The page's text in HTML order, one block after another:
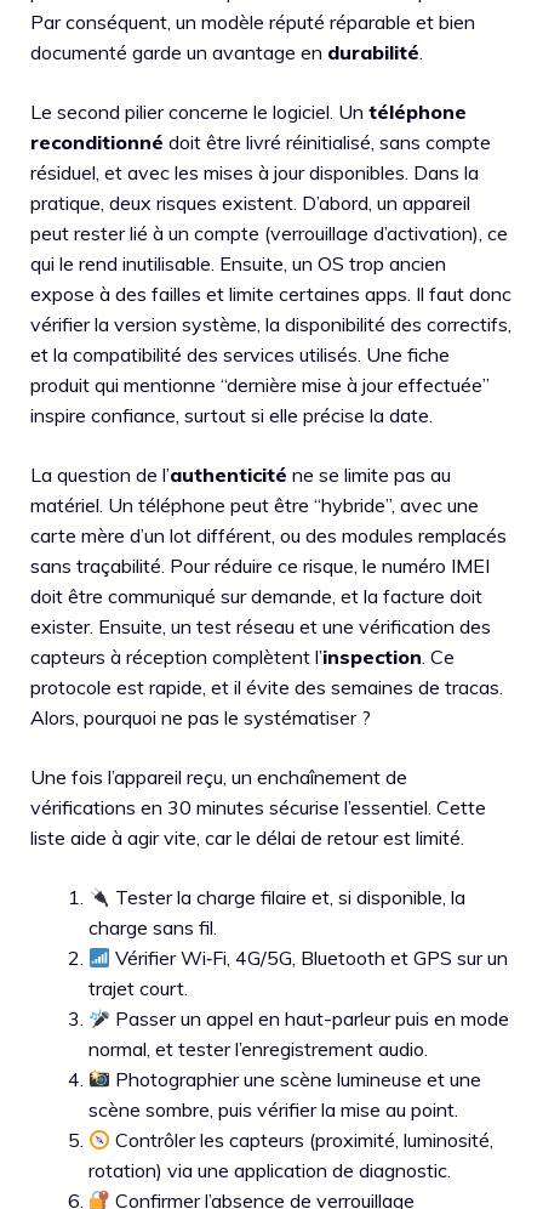
Par conséquent, un modèle réputé réparable et bien
documenté garde un avantage en durabilité.
Le second pilier concerne le logiciel. Un téléphone
reconditionné doit être livré réinitialisé, sans compte
résiduel, et avec les mises à jour disponibles. Dans la
pratique, deux risques existent. D’abord, un appareil
peut rester lié à un compte (verrouillage d’activation), ce
qui le rend inutilisable. Ensuite, un OS trop ancien
expose à des failles et limite certaines apps. Il faut donc
vérifier la version système, la disponibilité des correctifs,
et la compatibilité des services utilisés. Une fiche
produit qui mentionne “dernière mise à jour effectuée”
inspire confiance, surtout si elle précise la date.
La question de l’authenticité ne se limite pas au
matériel. Un téléphone peut être “hybride”, avec une
carte mère d’un lot différent, ou des modules remplacés
sans traçabilité. Pour réduire ce risque, le numéro IMEI
doit être communiqué sur demande, et la facture doit
exister. Ensuite, un test réseau et une vérification des
capteurs à réception complètent l’inspection. Ce
protocole est rapide, et il évite des semaines de tracas.
Alors, pourquoi ne pas le systématiser ?
Une fois l’appareil reçu, un enchaînement de
vérifications en 30 minutes sécurise l’essentiel. Cette
liste aide à agir vite, car le délai de retour est limité.
Tester la charge filaire et, si disponible, la
charge sans fil.
Vérifier Wi‑Fi, 4G/5G, Bluetooth et GPS sur un
trajet court.
Passer un appel en haut-parleur puis en mode
normal, et tester l’enregistrement audio.
Photographier une scène lumineuse et une
scène sombre, puis vérifier la mise au point.
Contrôler les capteurs (proximité, luminosité,
rotation) via une application de diagnostic.
Confirmer l’absence de verrouillage